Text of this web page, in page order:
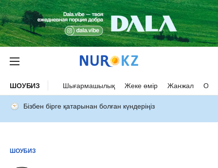
ШОУБИЗ Шығармашылық Жеке өмір Жанжал
Бізбен бірге қатарынан болған күндеріңіз
ШОУБИЗ